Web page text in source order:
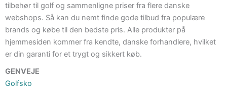
tilbehør til golf og sammenligne priser fra flere danske
webshops. Så kan du nemt finde gode tilbud fra populære
brands og købe til den bedste pris. Alle produkter på
hjemmesiden kommer fra kendte, danske forhandlere, hvilket
er din garanti for et trygt og sikkert køb.
GENVEJE
Golfsko